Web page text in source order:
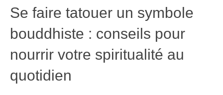
Se faire tatouer un symbole
bouddhiste : conseils pour
nourrir votre spiritualité au
quotidien